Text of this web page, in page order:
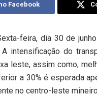
Facebook
feira, dia 30 de
intensificação do
leste, assim como,
a 30% é esperada
no centro-leste